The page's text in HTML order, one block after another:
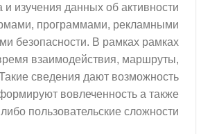
изучения данных об активности
программами, рекламными
безопасности. В рамках рамках
взаимодействия, маршруты,
сведения дают возможность
вовлеченность а также
пользовательские сложности.